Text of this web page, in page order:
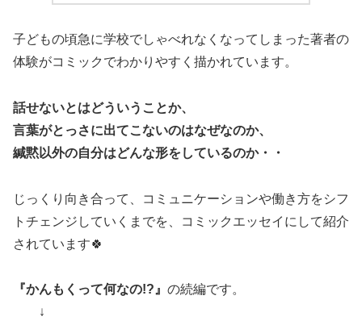
子どもの頃急に学校でしゃべれなくなってしまった著者の
体験がコミックでわかりやすく描かれています。
話せないとはどういうことか、
言葉がとっさに出てこないのはなぜなのか、
緘黙以外の自分はどんな形をしているのか・・
じっくり向き合って、コミュニケーションや働き方をシフ
トチェンジしていくまでを、コミックエッセイにして紹介
されています🍀
『かんもくって何なの!?』 の続編です。
↓